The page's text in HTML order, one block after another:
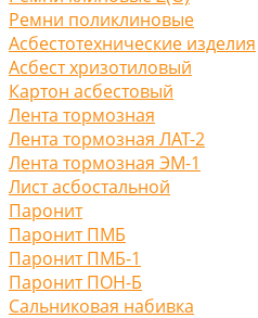
Ремни поликлиновые
Асбестотехнические изделия
Асбест хризотиловый
Картон асбестовый
Лента тормозная
Лента тормозная ЛАТ-2
Лента тормозная ЭМ-1
Лист асбостальной
Паронит
Паронит ПМБ
Паронит ПМБ-1
Паронит ПОН-Б
Сальниковая набивка